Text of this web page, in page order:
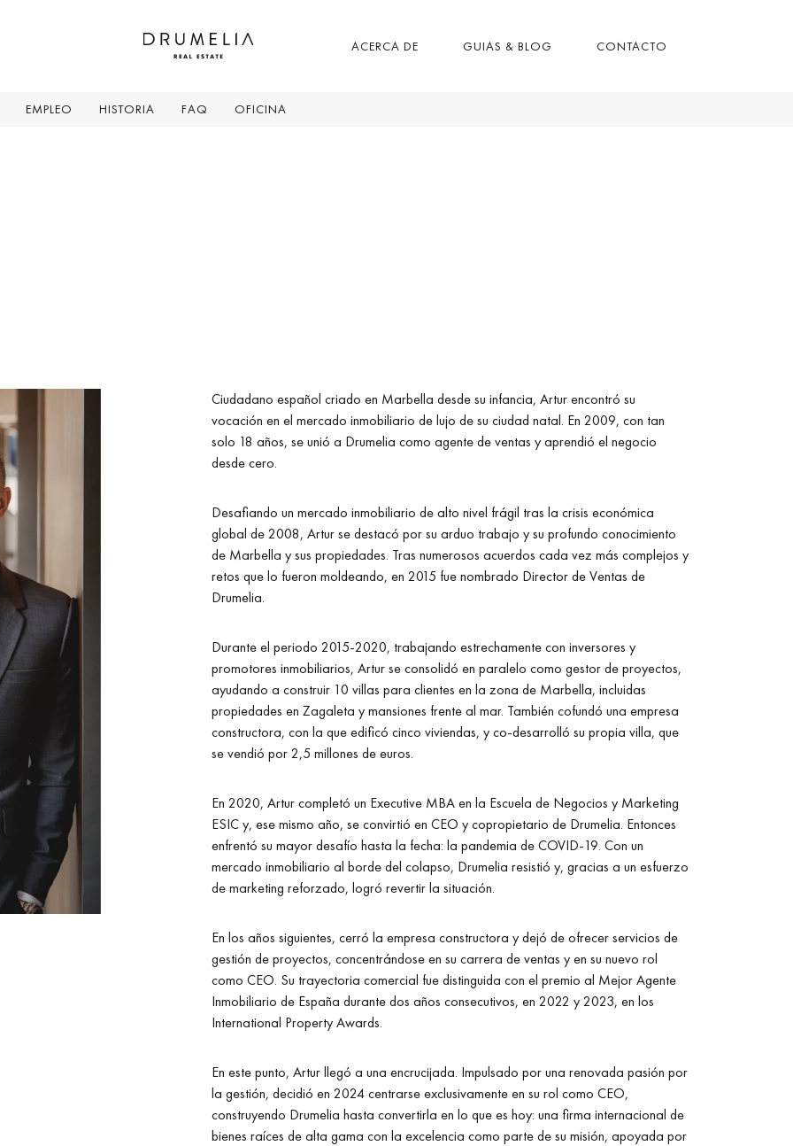
ACERCA DE GUIAS & BLOG CONTACTO
EMPLEO HISTORIA FAQ OFICINA
Ciudadano español criado en Marbella desde su infancia, Artur encontró su
vocación en el mercado inmobiliario de lujo de su ciudad natal. En 2009, con tan
solo 18 años, se unió a Drumelia como agente de ventas y aprendió el negocio
desde cero.
Desafiando un mercado inmobiliario de alto nivel frágil tras la crisis económica
global de 2008, Artur se destacó por su arduo trabajo y su profundo conocimiento
de Marbella y sus propiedades. Tras numerosos acuerdos cada vez más complejos y
retos que lo fueron moldeando, en 2015 fue nombrado Director de Ventas de
Drumelia.
Durante el periodo 2015-2020, trabajando estrechamente con inversores y
promotores inmobiliarios, Artur se consolidó en paralelo como gestor de proyectos,
ayudando a construir 10 villas para clientes en la zona de Marbella, incluidas
propiedades en Zagaleta y mansiones frente al mar. También cofundó una empresa
constructora, con la que edificó cinco viviendas, y co-desarrolló su propia villa, que
se vendió por 2,5 millones de euros.
En 2020, Artur completó un Executive MBA en la Escuela de Negocios y Marketing
ESIC y, ese mismo año, se convirtió en CEO y copropietario de Drumelia. Entonces
enfrentó su mayor desafío hasta la fecha: la pandemia de COVID-19. Con un
mercado inmobiliario al borde del colapso, Drumelia resistió y, gracias a un esfuerzo
de marketing reforzado, logró revertir la situación.
En los años siguientes, cerró la empresa constructora y dejó de ofrecer servicios de
gestión de proyectos, concentrándose en su carrera de ventas y en su nuevo rol
como CEO. Su trayectoria comercial fue distinguida con el premio al Mejor Agente
Inmobiliario de España durante dos años consecutivos, en 2022 y 2023, en los
International Property Awards.
En este punto, Artur llegó a una encrucijada. Impulsado por una renovada pasión por
la gestión, decidió en 2024 centrarse exclusivamente en su rol como CEO,
construyendo Drumelia hasta convertirla en lo que es hoy: una firma internacional de
bienes raíces de alta gama con la excelencia como parte de su misión, apoyada por